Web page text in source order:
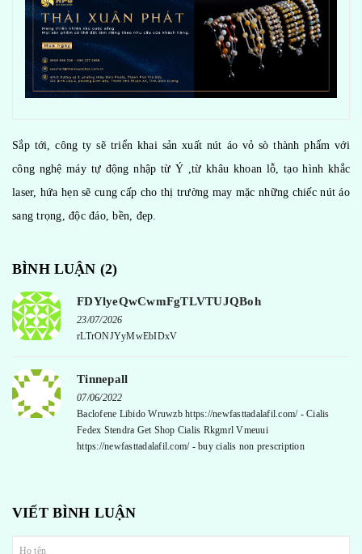
Sắp tới, công ty sẽ triển khai sản xuất nút áo vỏ sò thành phẩm với
công nghệ máy tự động nhập từ Ý ,từ khâu khoan lỗ, tạo hình khắc
laser, hứa hẹn sẽ cung cấp cho thị trường may mặc những chiếc nút áo
sang trọng, độc đáo, bền, đẹp.
BÌNH LUẬN (2)
FDYlyeQwCwmFgTLVTUJQBoh
23/07/2026
rLTrONJYyMwEbIDxV
Tinnepall
07/06/2022
Baclofene Libido Wruwzb https://newfasttadalafil.com/ - Cialis
Fedex Stendra Get Shop Cialis Rkgmrl Vmeuui
https://newfasttadalafil.com/ - buy cialis non prescription
VIẾT BÌNH LUẬN